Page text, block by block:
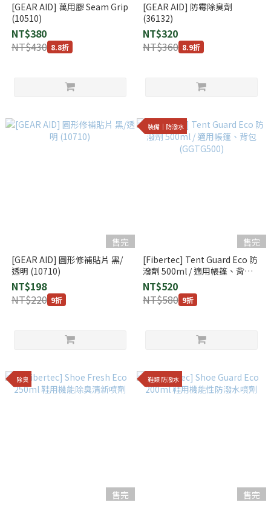
[GEAR AID] 萬用膠 Seam Grip
(10510)
NT$380
NT$430 8.8折
[GEAR AID] 防霉除臭劑
(36132)
NT$320
NT$360 8.9折
售完
[GEAR AID] 圓形修補貼片 黑/
透明 (10710)
NT$198
NT$220 9折
裝備｜防潑水
售完
[Fibertec] Tent Guard Eco 防
潑劑 500ml / 適用帳篷、背包
(GGTG500)
NT$520
NT$580 9折
除臭
售完
鞋類 防潑水
售完